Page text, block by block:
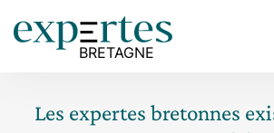
Les expertes bretonnes